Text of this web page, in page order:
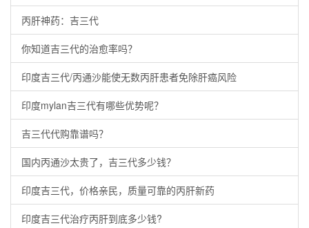
丙肝神药：吉三代
你知道吉三代的治愈率吗？
印度吉三代/丙通沙能使无数丙肝患者免除肝癌风险
印度mylan吉三代有哪些优势呢？
吉三代代购靠谱吗？
国内丙通沙太贵了，吉三代多少钱？
印度吉三代，价格亲民，质量可靠的丙肝新药
印度吉三代治疗丙肝到底多少钱?